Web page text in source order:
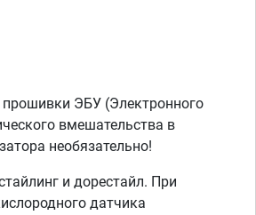
ЭБУ (Электронного
вмешательства в
необязательно!
и дорестайл. При
датчика